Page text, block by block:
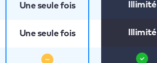
Une seule fois
Une seule fois
Illimité
Illimité